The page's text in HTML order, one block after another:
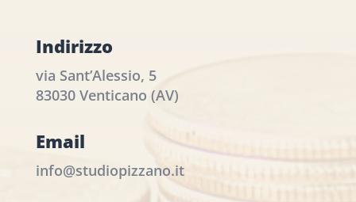
Indirizzo
via Sant’Alessio, 5
83030 Venticano (AV)
Email
info@studiopizzano.it